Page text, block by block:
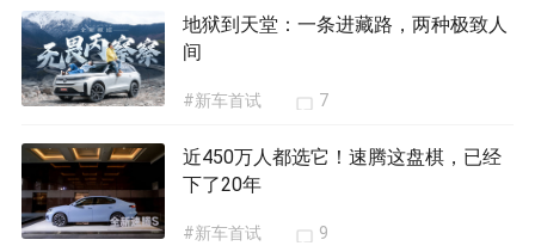
地狱到天堂：一条进藏路，两种极致人
间
#新车首试 7
近450万人都选它！速腾这盘棋，已经
下了20年
#新车首试 9